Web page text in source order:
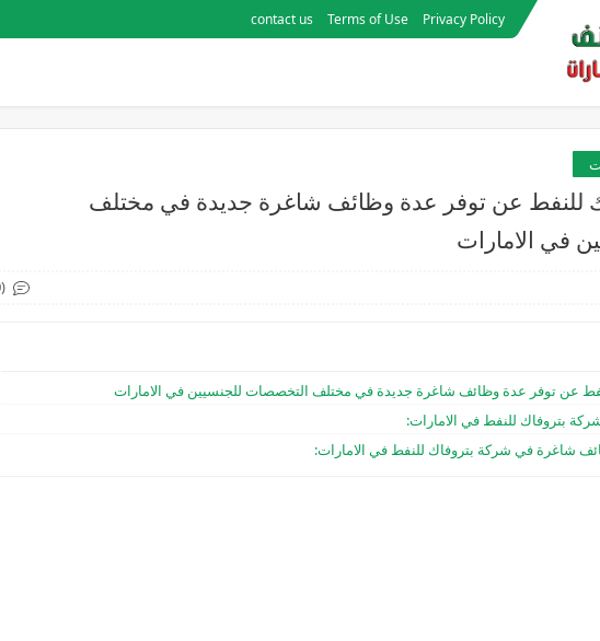
Privacy Policy
Terms of Use
contact us
للنفط عن توفر عدة وظائف شاغرة جديدة في مختلف
في الامارات
(0)
عن توفر عدة وظائف شاغرة جديدة في مختلف التخصصات للجنسيين في الامارات
بتروفاك للنفط في الامارات:
شاغرة في شركة بتروفاك للنفط في الامارات: